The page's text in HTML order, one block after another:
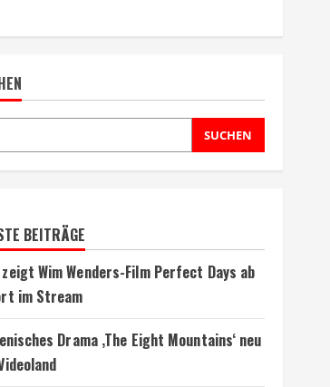
SUCHEN
BEITRÄGE
zeigt Wim Wenders-Film Perfect Days ab
im Stream
Drama ‚The Eight Mountains‘ neu